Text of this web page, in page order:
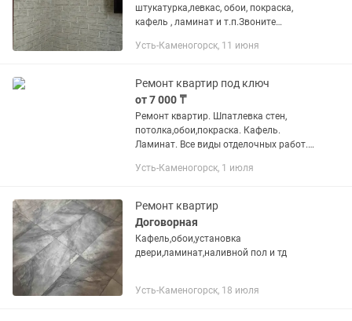
штукатурка,левкас, обои, покраска,
кафель , ламинат и т.п.Звоните
Усть-Каменогорск, 11 июня
Ремонт квартир под ключ
от 7 000 ₸
Ремонт квартир. Шпатлевка стен,
потолка,обои,покраска. Кафель.
Ламинат. Все виды отделочных работ.
Усть-Каменогорск, 1 июля
Ремонт квартир
Договорная
Кафель,обои,установка
двери,ламинат,наливной пол и тд
Усть-Каменогорск, 18 июля